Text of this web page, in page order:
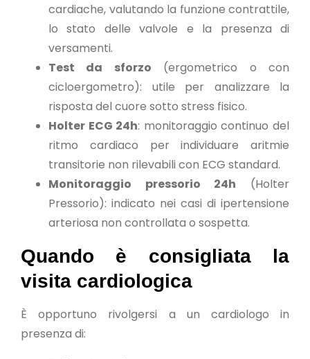
cardiache, valutando la funzione contrattile,
lo stato delle valvole e la presenza di
versamenti.
Test da sforzo (ergometrico o con
cicloergometro): utile per analizzare la
risposta del cuore sotto stress fisico.
Holter ECG 24h: monitoraggio continuo del
ritmo cardiaco per individuare aritmie
transitorie non rilevabili con ECG standard.
Monitoraggio pressorio 24h (Holter
Pressorio): indicato nei casi di ipertensione
arteriosa non controllata o sospetta.
Quando è consigliata la
visita cardiologica
È opportuno rivolgersi a un cardiologo in
presenza di: